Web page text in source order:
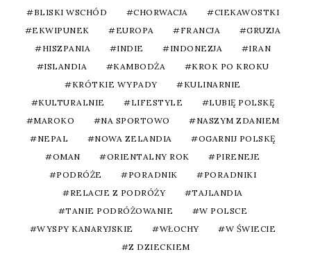
BLISKI WSCHÓD
CHORWACJA
CIEKAWOSTKI
EKWIPUNEK
EUROPA FRANCJA
GRUZJA
HISZPANIA
INDIE INDONEZJA
IRAN
ISLANDIA
KAMBODŻA
KROK PO KROKU
KRÓTKIE WYPADY
KULINARNIE
KULTURALNIE
LIFESTYLE
LUBIĘ POLSKĘ
MAROKO
NA SPORTOWO
NASZYM ZDANIEM
NEPAL
NOWA ZELANDIA
OGARNIJ POLSKĘ
OMAN
ORIENTALNY ROK
PIRENEJE
PODRÓŻE
PORADNIK
PORADNIKI
RELACJE Z PODRÓŻY
TAJLANDIA
TANIE PODRÓŻOWANIE
W POLSCE
WYSPY KANARYJSKIE
WŁOCHY
W ŚWIECIE
Z DZIECKIEM